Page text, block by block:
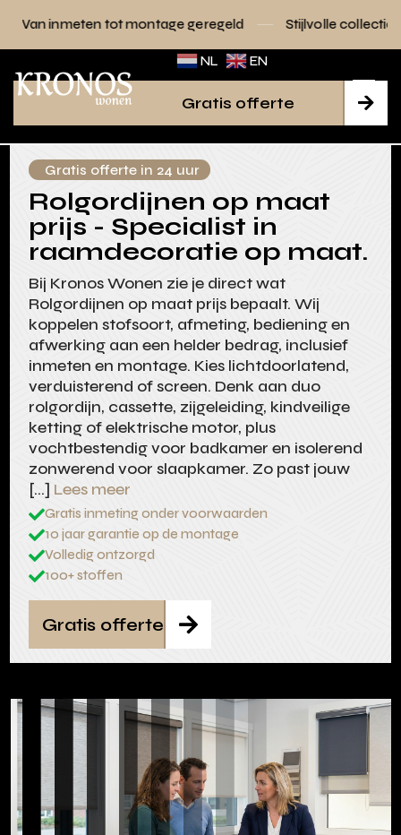
montage geregeld Stijlvolle collecties voor elk
NL EN

Gratis offerte
Gratis offerte in 24 uur
Rolgordijnen op maat
prijs - Specialist in
raamdecoratie op maat.
Bij Kronos Wonen zie je direct wat
Rolgordijnen op maat prijs bepaalt. Wij
koppelen stofsoort, afmeting, bediening en
afwerking aan een helder bedrag, inclusief
inmeten en montage. Kies lichtdoorlatend,
verduisterend of screen. Denk aan duo
rolgordijn, cassette, zijgeleiding, kindveilige
ketting of elektrische motor, plus
vochtbestendig voor badkamer en isolerend
zonwerend voor slaapkamer. Zo past jouw
[…] Lees meer
Gratis inmeting onder voorwaarden
10 jaar garantie op de montage
Volledig ontzorgd
100+ stoffen

Gratis offerte